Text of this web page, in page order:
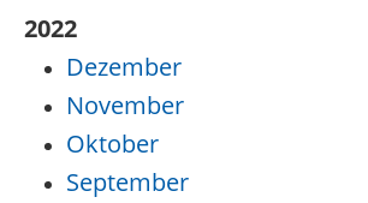
2022
Dezember
November
Oktober
September